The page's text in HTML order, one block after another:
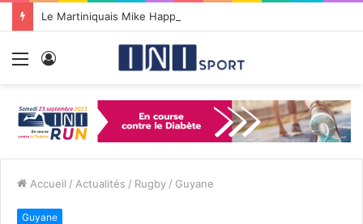
Menu
Accueil / Actualités / Rugby / Guyane
Guyane